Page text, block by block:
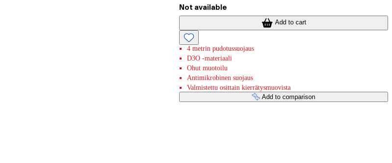
Not available
Add to cart
4 metrin pudotussuojaus
D3O -materiaali
Ohut muotoilu
Antimikrobinen suojaus
Valmistettu osittain kierrätysmuovista
Add to comparison